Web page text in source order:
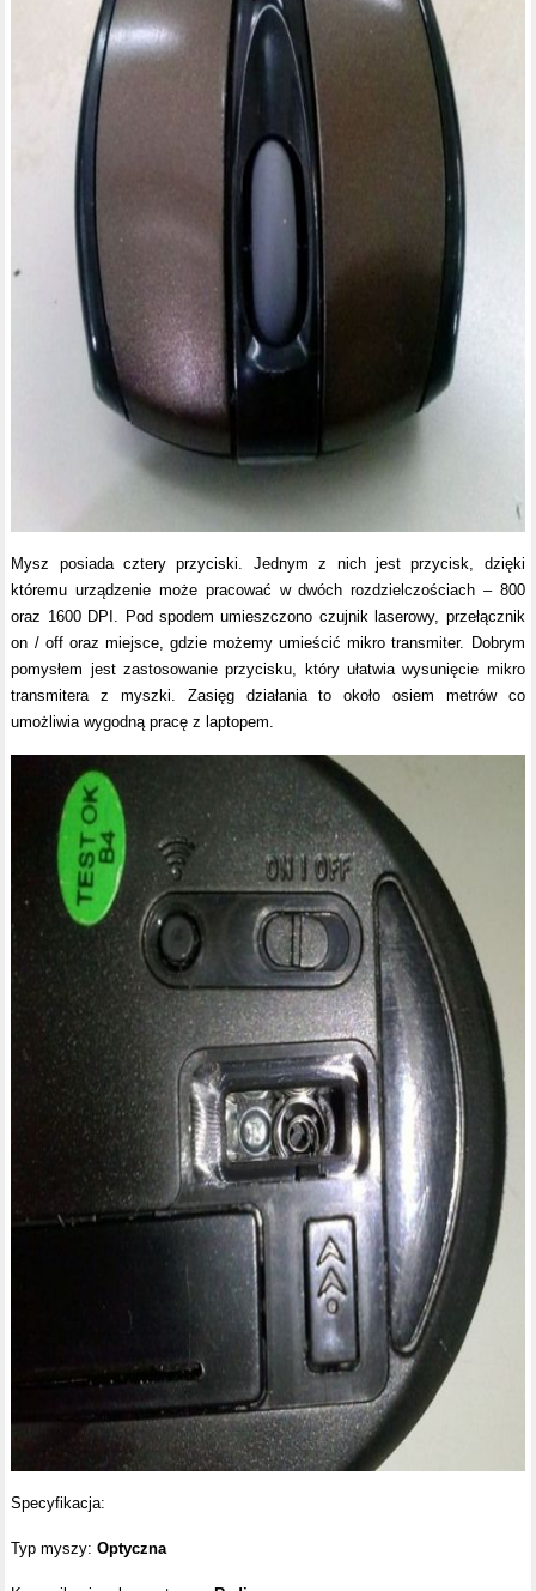
Mysz posiada cztery przyciski. Jednym z nich jest przycisk, dzięki
któremu urządzenie może pracować w dwóch rozdzielczościach – 800
oraz 1600 DPI. Pod spodem umieszczono czujnik laserowy, przełącznik
on / off oraz miejsce, gdzie możemy umieścić mikro transmiter. Dobrym
pomysłem jest zastosowanie przycisku, który ułatwia wysunięcie mikro
transmitera z myszki. Zasięg działania to około osiem metrów co
umożliwia wygodną pracę z laptopem.
Specyfikacja:
Typ myszy:Optyczna